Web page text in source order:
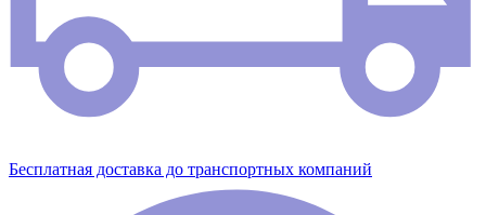
Бесплатная доставка до транспортных компаний